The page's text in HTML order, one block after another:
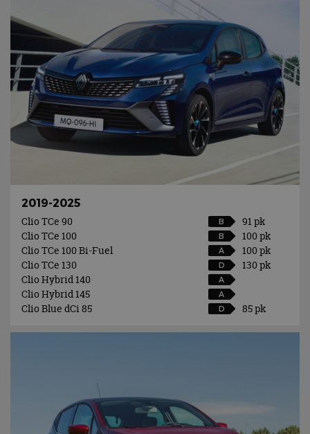
2019-2025
Clio TCe 90
B
91 pk
Clio TCe 100
B
100 pk
Clio TCe 100 Bi-Fuel
A
100 pk
Clio TCe 130
D
130 pk
Clio Hybrid 140
A
Clio Hybrid 145 A
Clio Blue dCi 85 D 85 pk